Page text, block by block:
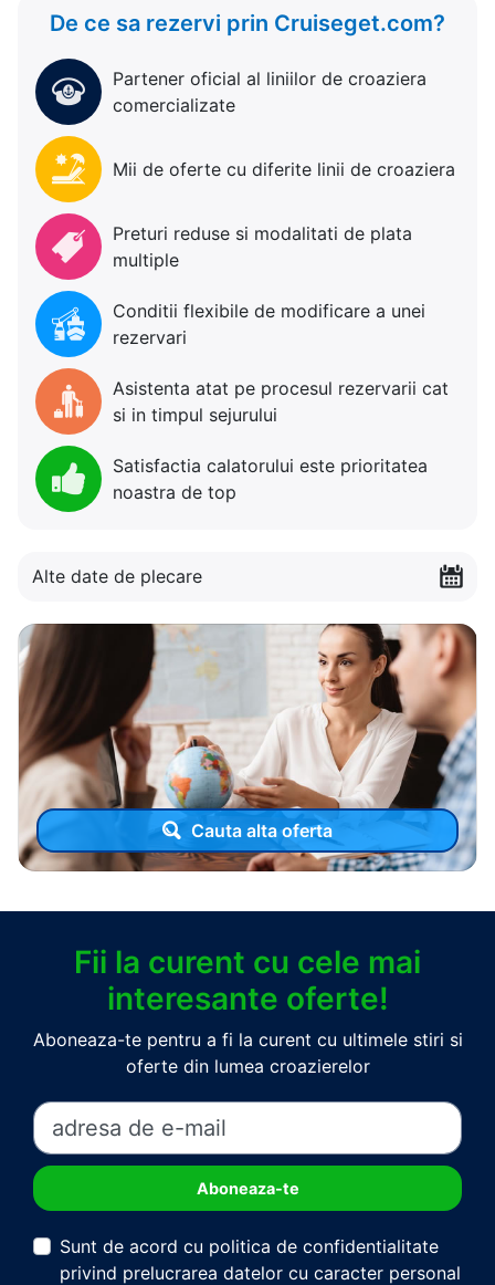
De ce sa rezervi prin Cruiseget.com?
Partener oficial al liniilor de croaziera
comercializate
Mii de oferte cu diferite linii de croaziera
Preturi reduse si modalitati de plata
multiple
Conditii flexibile de modificare a unei
rezervari
Asistenta atat pe procesul rezervarii cat
si in timpul sejurului
Satisfactia calatorului este prioritatea
noastra de top
Alte date de plecare
Cauta alta oferta
Fii la curent cu cele mai
interesante oferte!
Aboneaza-te pentru a fi la curent cu ultimele stiri si
oferte din lumea croazierelor
Sunt de acord cu politica de confidentialitate
privind prelucrarea datelor cu caracter personal